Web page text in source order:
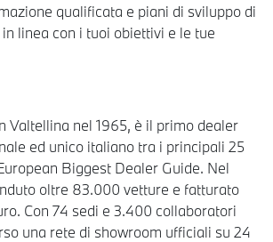
qualificata e piani di sviluppo di
linea con i tuoi obiettivi e le tue
Valtellina nel 1965, è il primo dealer
ed unico italiano tra i principali 25
Biggest Dealer Guide. Nel
oltre 83.000 vetture e fatturato
Con 74 sedi e 3.400 collaboratori
una rete di showroom ufficiali su 24